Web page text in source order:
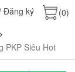
Đăng ký
(0)
PKP Siêu Hot